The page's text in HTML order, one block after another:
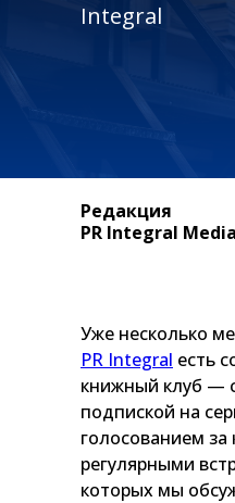
Integral
Уже несколько
PR Integral есть
книжный клуб —
подпиской на
голосованием за
регулярными
которых мы
Редакция
PR Integral Media